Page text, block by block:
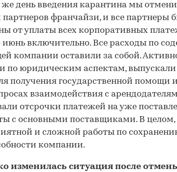
день введения карантина мы
партнеров франчайзи, и все партнеры
от уплаты всех корпоративных
июнь включительно. Все расходы по
компании оставили за собой.
по юридическим аспектам, выпускали
получения государственной помощи
взаимодействия с
отсрочки платежей на уже
с основными поставщиками. В целом,
и сложной работы по
компании.
изменилась ситуация после